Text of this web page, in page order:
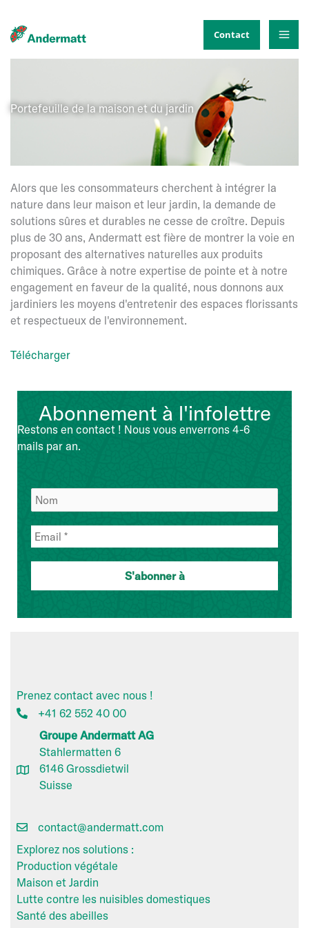
au
Contact
Portefeuille de la maison et du jardin
Alors que les consommateurs cherchent à intégrer la
nature dans leur maison et leur jardin, la demande de
solutions sûres et durables ne cesse de croître. Depuis
plus de 30 ans, Andermatt est fière de montrer la voie en
proposant des alternatives naturelles aux produits
chimiques. Grâce à notre expertise de pointe et à notre
engagement en faveur de la qualité, nous donnons aux
jardiniers les moyens d'entretenir des espaces florissants
et respectueux de l'environnement.
Télécharger
Abonnement à l'infolettre
Restons en contact ! Nous vous enverrons 4-6
mails par an.
Prenez contact avec nous !
+41 62 552 40 00
Groupe Andermatt AG
Stahlermatten 6
6146 Grossdietwil
Suisse
contact@andermatt.com
Explorez nos solutions :
Production végétale
Maison et Jardin
Lutte contre les nuisibles domestiques
Santé des abeilles